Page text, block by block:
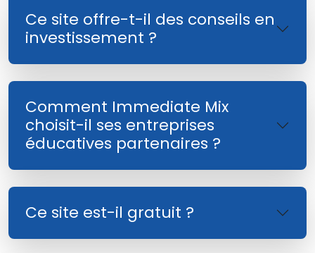
Ce site offre-t-il des conseils en
investissement ?
Comment Immediate Mix
choisit-il ses entreprises
éducatives partenaires ?
Ce site est-il gratuit ?